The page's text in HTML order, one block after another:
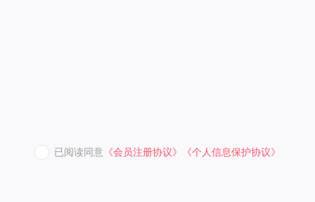
已阅读同意 《会员注册协议》 《个人信息保护协议》